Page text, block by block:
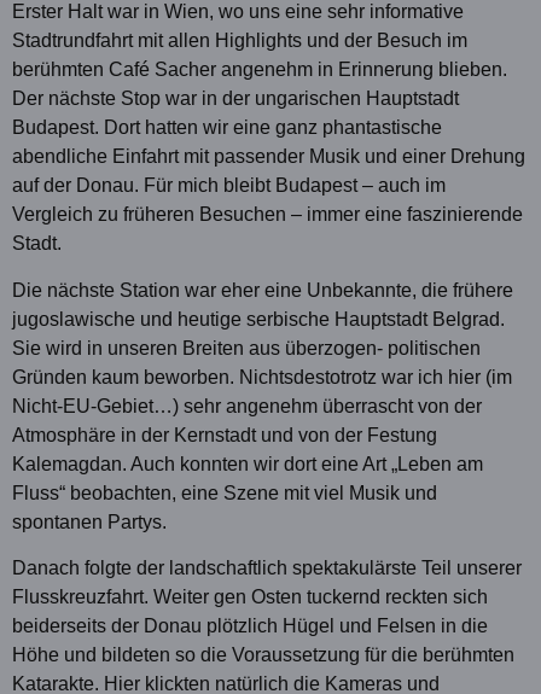
Erster Halt war in Wien, wo uns eine sehr informative
Stadtrundfahrt mit allen Highlights und der Besuch im
berühmten Café Sacher angenehm in Erinnerung blieben.
Der nächste Stop war in der ungarischen Hauptstadt
Budapest. Dort hatten wir eine ganz phantastische
abendliche Einfahrt mit passender Musik und einer Drehung
auf der Donau. Für mich bleibt Budapest – auch im
Vergleich zu früheren Besuchen – immer eine faszinierende
Stadt.
Die nächste Station war eher eine Unbekannte, die frühere
jugoslawische und heutige serbische Hauptstadt Belgrad.
Sie wird in unseren Breiten aus überzogen- politischen
Gründen kaum beworben. Nichtsdestotrotz war ich hier (im
Nicht-EU-Gebiet…) sehr angenehm überrascht von der
Atmosphäre in der Kernstadt und von der Festung
Kalemagdan. Auch konnten wir dort eine Art „Leben am
Fluss“ beobachten, eine Szene mit viel Musik und
spontanen Partys.
Danach folgte der landschaftlich spektakulärste Teil unserer
Flusskreuzfahrt. Weiter gen Osten tuckernd reckten sich
beiderseits der Donau plötzlich Hügel und Felsen in die
Höhe und bildeten so die Voraussetzung für die berühmten
Katarakte. Hier klickten natürlich die Kameras und